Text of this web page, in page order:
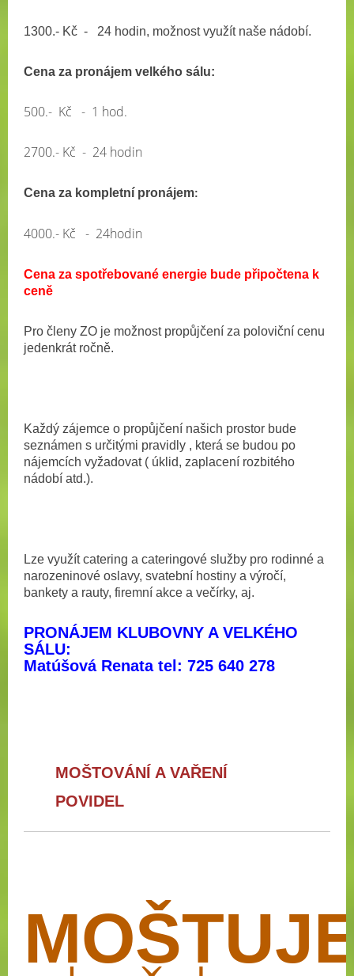
1300.- Kč - 24 hodin, možnost využít naše nádobí.
Cena za pronájem velkého sálu:
500.- Kč - 1 hod.
2700.- Kč - 24 hodin
Cena za kompletní pronájem:
4000.- Kč - 24hodin
Cena za spotřebované energie bude připočtena k
ceně
Pro členy ZO je možnost propůjčení za poloviční cenu
jedenkrát ročně.
Každý zájemce o propůjčení našich prostor bude
seznámen s určitými pravidly , která se budou po
nájemcích vyžadovat ( úklid, zaplacení rozbitého
nádobí atd.).
Lze využít catering a cateringové služby pro rodinné a
narozeninové oslavy, svatební hostiny a výročí,
bankety a rauty, firemní akce a večírky, aj.
PRONÁJEM KLUBOVNY A VELKÉHO
SÁLU:
Matúšová Renata tel: 725 640 278
MOŠTOVÁNÍ A VAŘENÍ
POVIDEL